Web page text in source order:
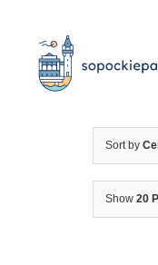
zawartości
Sort by
Show 20